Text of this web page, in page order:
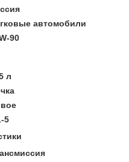
автомобили
90
л
5